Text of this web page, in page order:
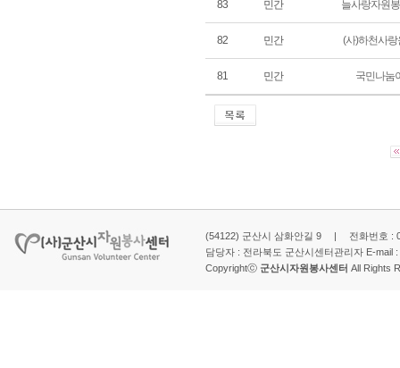
83 민간 늘사랑자원
82 민간 (사)하천사랑
81 민간 국민나눔
(54122) 군산시 삼화안길 9 | 전화번호 :
담당자 : 전라북도 군산시센터관리자 E-mail :
Copyrightⓒ 군산시자원봉사센터 All Rights